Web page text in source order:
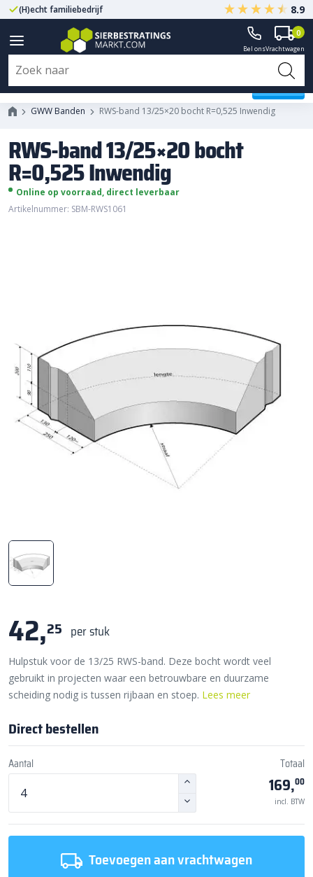
(H)echt familiebedrijf Gegarandeerd A-kwaliteit
8.9
Bel onsVrachtwagen
0
GWW Banden RWS-band 13/25×20 bocht R=0,525 Inwendig
RWS-band 13/25×20 bocht
R=0,525 Inwendig
Online op voorraad, direct leverbaar
Artikelnummer: SBM-RWS1061
42,25 per stuk
Hulpstuk voor de 13/25 RWS-band. Deze bocht wordt veel
gebruikt in projecten waar een betrouwbare en duurzame
scheiding nodig is tussen rijbaan en stoep. Lees meer
Direct bestellen
Aantal Totaal
169,00
incl. BTW
Toevoegen aan vrachtwagen
RWS-band 13/25x20 bocht
R=0,525 Inwendig